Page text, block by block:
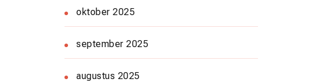
oktober 2025
september 2025
augustus 2025